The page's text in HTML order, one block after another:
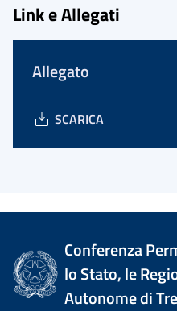
Link e Allegati
Allegato
SCARICA
Conferenza
lo Stato, le
Autonome di